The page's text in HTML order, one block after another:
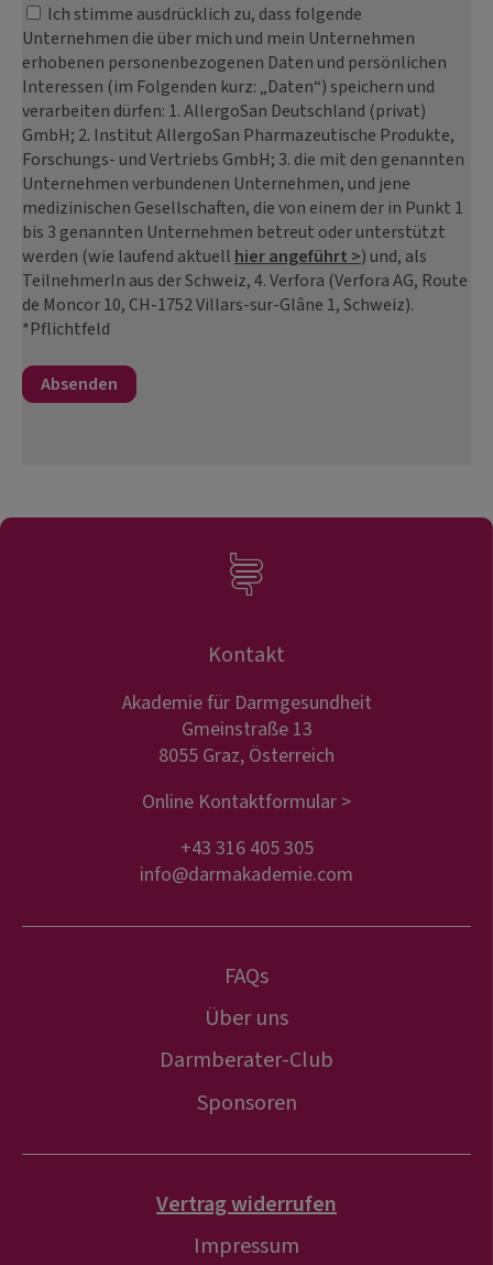
Ich stimme ausdrücklich zu, dass folgende
Unternehmen die über mich und mein Unternehmen
erhobenen personenbezogenen Daten und persönlichen
Interessen (im Folgenden kurz: „Daten“) speichern und
verarbeiten dürfen: 1. AllergoSan Deutschland (privat)
GmbH; 2. Institut AllergoSan Pharmazeutische Produkte,
Forschungs- und Vertriebs GmbH; 3. die mit den genannten
Unternehmen verbundenen Unternehmen, und jene
medizinischen Gesellschaften, die von einem der in Punkt 1
bis 3 genannten Unternehmen betreut oder unterstützt
werden (wie laufend aktuell hier angeführt >) und, als
TeilnehmerIn aus der Schweiz, 4. Verfora (Verfora AG, Route
de Moncor 10, CH-1752 Villars-sur-Glâne 1, Schweiz).
*Pflichtfeld
Kontakt
Akademie für Darmgesundheit
Gmeinstraße 13
8055 Graz, Österreich
Online Kontaktformular >
+43 316 405 305
info@darmakademie.com
FAQs
Über uns
Darmberater-Club
Sponsoren
Vertrag widerrufen
Impressum